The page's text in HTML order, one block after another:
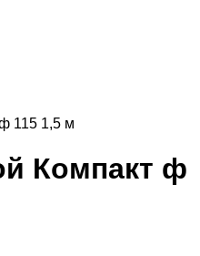
115 1,5 м
Компакт ф